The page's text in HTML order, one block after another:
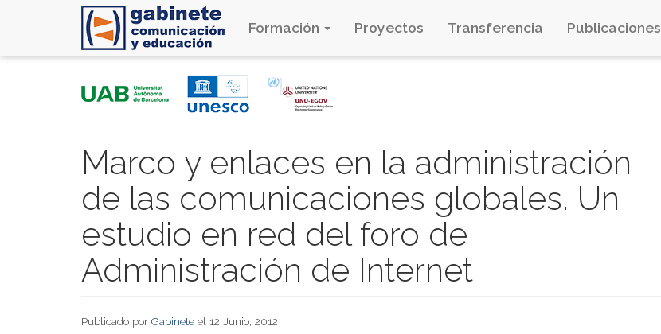
Formación Proyectos Transferencia Publicaciones
Marco y enlaces en la administración
de las comunicaciones globales. Un
estudio en red del foro de
Administración de Internet
Publicado por Gabinete el 12 Junio, 2012